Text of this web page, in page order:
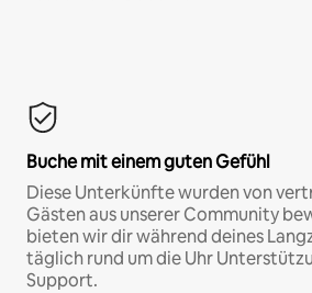
Buche mit einem guten Gefühl
Diese Unterkünfte wurden von
Gästen aus unserer Community
bieten wir dir während deines
täglich rund um die Uhr
Support.